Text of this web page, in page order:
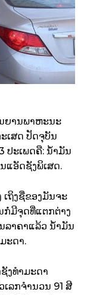
ຍານພາຫະນະ
ເສດ ປັດຈຸບັນ
ປະເພດຄື: ນໍ້າມັນ
ແອັດຊັງພິເສດ.
ຖິງຊື່ຂອງມັນຈະ
ມີຈຸດທີ່ແຕກຕ່າງ
ລາຄາແລ້ວ ນໍ້າມັນ
ະດາ.
ງທຳມະດາ
ເລກຈຳນວນ 91 ສີ